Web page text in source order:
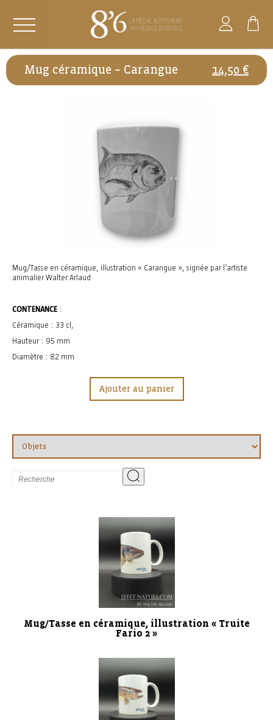
Mug céramique – Carangue 14,50 €
Mug/Tasse en céramique, illustration « Carangue », signée par l’artiste
animalier Walter Arlaud
CONTENANCE :
Céramique : 33 cl,
Hauteur : 95 mm
Diamètre : 82 mm
Ajouter au panier
Mug/Tasse en céramique, illustration « Truite
Fario 2 »